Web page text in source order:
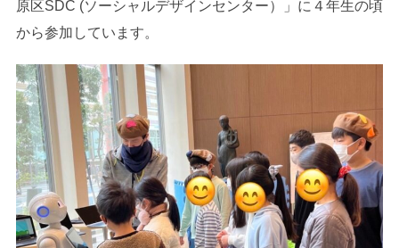
原区SDC (ソーシャルデザインセンター）」に４年生の頃
から参加しています。